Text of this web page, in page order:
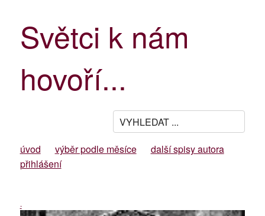
Světci k nám
hovoří...
úvod výběr podle měsíce
další spisy autora
přihlášení
-